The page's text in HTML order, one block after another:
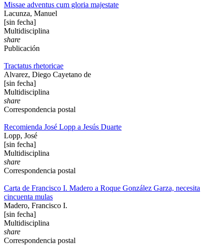
Missae adventus cum gloria majestate
Lacunza, Manuel
[sin fecha]
Multidisciplina
share
Publicación
Tractatus rhetoricae
Alvarez, Diego Cayetano de
[sin fecha]
Multidisciplina
share
Correspondencia postal
Recomienda José Lopp a Jesús Duarte
Lopp, José
[sin fecha]
Multidisciplina
share
Correspondencia postal
Carta de Francisco I. Madero a Roque González Garza, necesita
cincuenta mulas
Madero, Francisco I.
[sin fecha]
Multidisciplina
share
Correspondencia postal